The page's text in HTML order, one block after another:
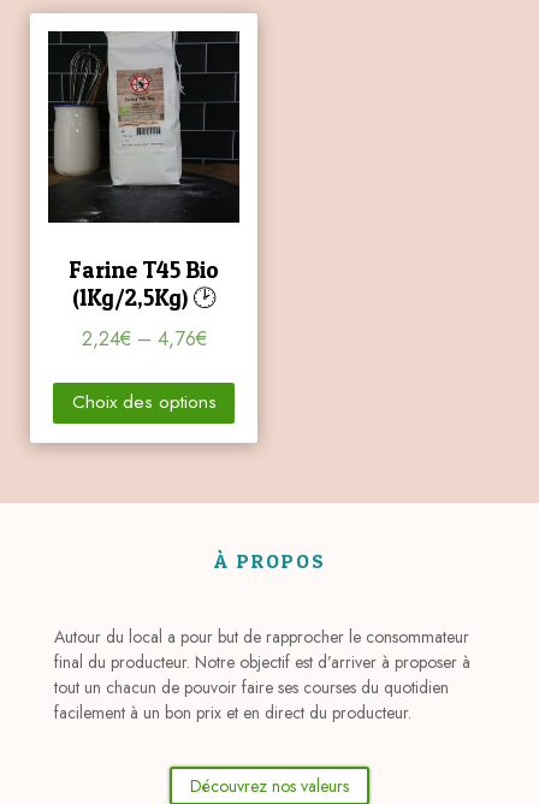
Farine T45 Bio
(1Kg/2,5Kg) 🕑
2,24€– 4,76€
Choix des options
À PROPOS
Autour du local a pour but de rapprocher le consommateur
final du producteur. Notre objectif est d’arriver à proposer à
tout un chacun de pouvoir faire ses courses du quotidien
facilement à un bon prix et en direct du producteur.
Découvrez nos valeurs